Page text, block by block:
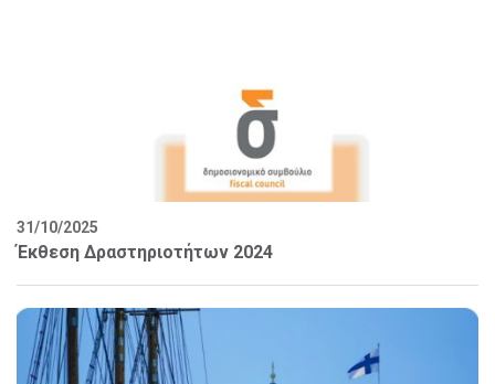
31/10/2025
Έκθεση Δραστηριοτήτων 2024